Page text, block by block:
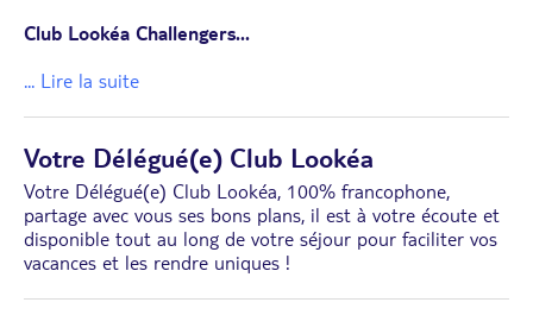
Club Lookéa Challengers...
... Lire la suite
Votre Délégué(e) Club Lookéa
Votre Délégué(e) Club Lookéa, 100% francophone,
partage avec vous ses bons plans, il est à votre écoute et
disponible tout au long de votre séjour pour faciliter vos
vacances et les rendre uniques !